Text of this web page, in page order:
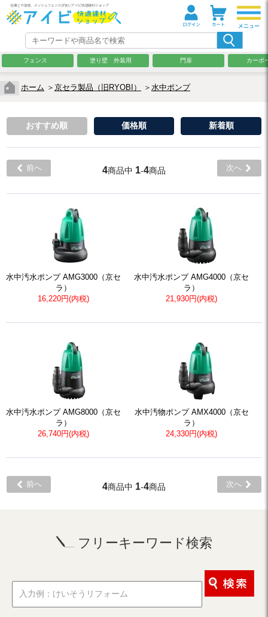
フェンス 塗り壁 外装用 門扉 カーポ
ホーム ＞ 京セラ製品（旧RYOBI） ＞ 水中ポンプ
おすすめ順 価格順 新着順
前へ 4商品中 1-4商品 次へ
水中汚水ポンプ AMG3000（京セ
ラ）
16,220円(内税)
水中汚水ポンプ AMG4000（京セ
ラ）
21,930円(内税)
水中汚水ポンプ AMG8000（京セ
ラ）
26,740円(内税)
水中汚物ポンプ AMX4000（京セ
ラ）
24,330円(内税)
前へ 4商品中 1-4商品 次へ
フリーキーワード検索